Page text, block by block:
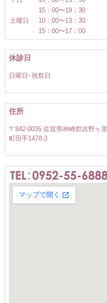
15：00〜19：30
土曜日
10：00〜13：30
15：00〜17：00
休診日
日曜日･祝祭日
住所
〒842-0035 佐賀県神崎郡吉野ヶ里
町田手1478-3